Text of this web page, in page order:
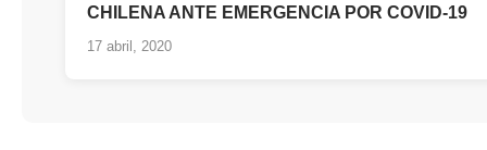
CHILENA ANTE EMERGENCIA POR COVID-19
17 abril, 2020